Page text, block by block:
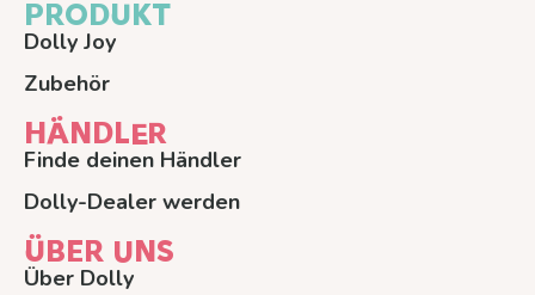
PRODUKT
Dolly Joy
Zubehör
HÄNDLER
Finde deinen Händler
Dolly-Dealer werden
ÜBER UNS
Über Dolly